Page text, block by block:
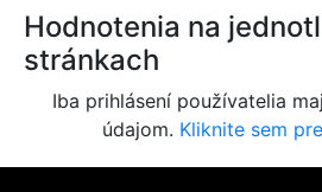
Hodnotenia na
stránkach
Iba prihlásení používatelia
údajom. Kliknite sem